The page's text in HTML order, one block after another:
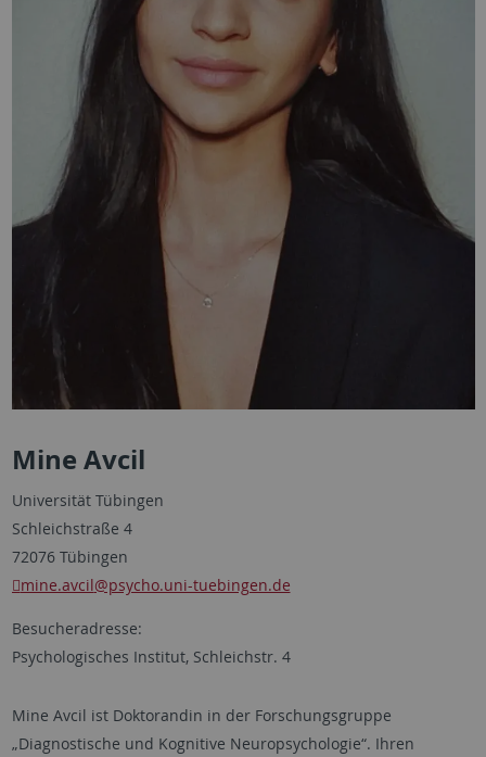
Mine Avcil
Universität Tübingen
Schleichstraße 4
72076 Tübingen
mine.avcil@psycho.uni-tuebingen.de
Besucheradresse:
Psychologisches Institut, Schleichstr. 4
Mine Avcil ist Doktorandin in der Forschungsgruppe
„Diagnostische und Kognitive Neuropsychologie“. Ihren